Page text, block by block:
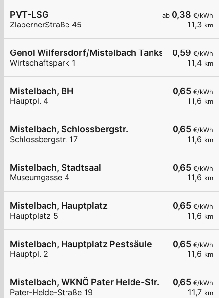
ab 0,38 €/kWh
11,3 km
PVT-LSG
ZlabernerStraße 45
0,59 €/kWh
11,4 km
Genol Wilfersdorf/Mistelbach Tankstelle
Wirtschaftspark 1
0,65 €/kWh
11,6 km
Mistelbach, BH
Hauptpl. 4
0,65 €/kWh
11,6 km
Mistelbach, Schlossbergstr.
Schlossbergstr. 17
0,65 €/kWh
11,6 km
Mistelbach, Stadtsaal
Museumgasse 4
0,65 €/kWh
11,6 km
Mistelbach, Hauptplatz
Hauptplatz 5
0,65 €/kWh
11,6 km
Mistelbach, Hauptplatz Pestsäule
Hauptpl. 2
0,65 €/kWh
11,7 km
Mistelbach, WKNÖ Pater Helde-Str.
Pater-Helde-Straße 19